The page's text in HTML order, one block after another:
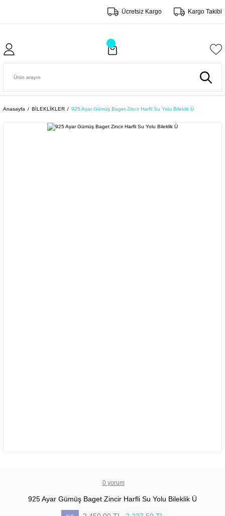
Ücretsiz Kargo Kargo Takibi
Anasayfa BİLEKLİKLER 925 Ayar Gümüş Baget Zincir Harfli Su Yolu Bileklik Ü
0 yorum
925 Ayar Gümüş Baget Zincir Harfli Su Yolu Bileklik Ü